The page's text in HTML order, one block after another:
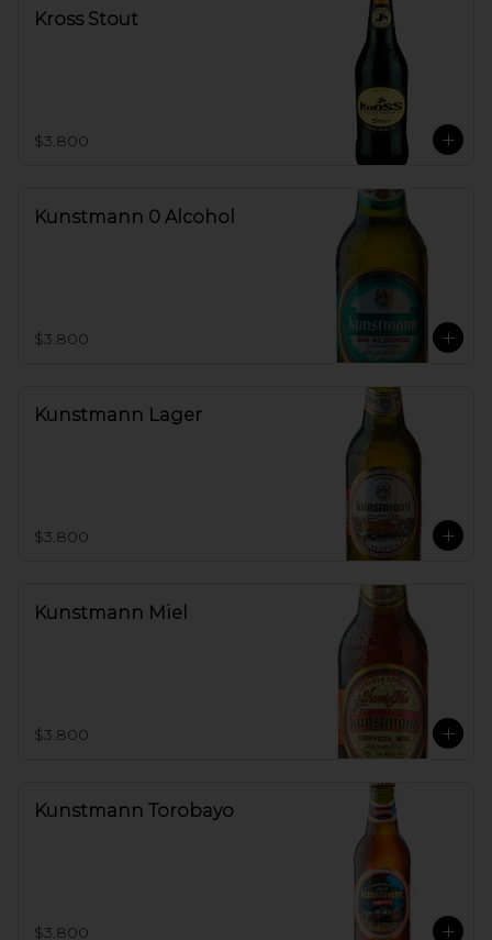
Kross Stout
$3.800
Kunstmann 0 Alcohol
$3.800
Kunstmann Lager
$3.800
Kunstmann Miel
$3.800
Kunstmann Torobayo
$3.800